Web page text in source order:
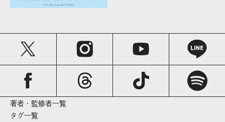
著者・監修者一覧
タグ一覧